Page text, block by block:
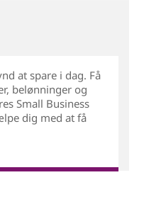
at spare i dag. Få
belønninger og
Small Business
dig med at få